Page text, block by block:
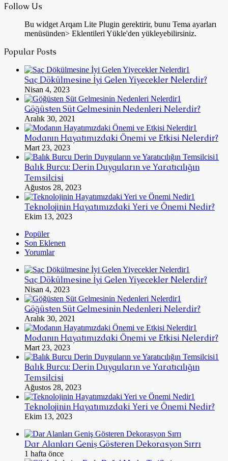
Follow Us
Bu widget Arqam Lite Plugin gerektirir, bunu Tema ayarları
menüsünden> Eklentileri Yükle'den yükleyebilirsiniz.
Popular Posts
Saç Dökülmesine İyi Gelen Yiyecekler Nelerdir?
Nisan 4, 2023
Göğüsten Süt Gelmesinin Nedenleri Nelerdir?
Aralık 30, 2021
Modanın Hayatımızdaki Önemi ve Etkisi Nelerdir?
Mart 23, 2023
Balık Burcu: Derin Duyguların ve Yaratıcılığın
Temsilcisi
Ağustos 28, 2023
Teknolojinin Hayatımızdaki Yeri ve Önemi Nedir?
Ekim 13, 2023
Popüler
Son Eklenen
Yorumlar
Saç Dökülmesine İyi Gelen Yiyecekler Nelerdir?
Nisan 4, 2023
Göğüsten Süt Gelmesinin Nedenleri Nelerdir?
Aralık 30, 2021
Modanın Hayatımızdaki Önemi ve Etkisi Nelerdir?
Mart 23, 2023
Balık Burcu: Derin Duyguların ve Yaratıcılığın
Temsilcisi
Ağustos 28, 2023
Teknolojinin Hayatımızdaki Yeri ve Önemi Nedir?
Ekim 13, 2023
Dar Alanları Geniş Gösteren Dekorasyon Sırrı
1 hafta önce